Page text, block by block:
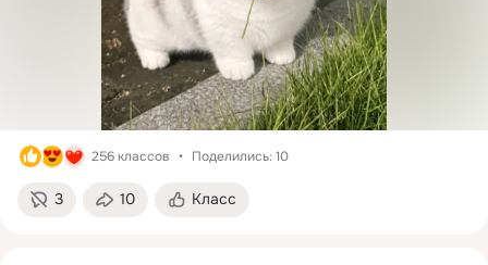
256 классов Поделились: 10
3 10 Класс